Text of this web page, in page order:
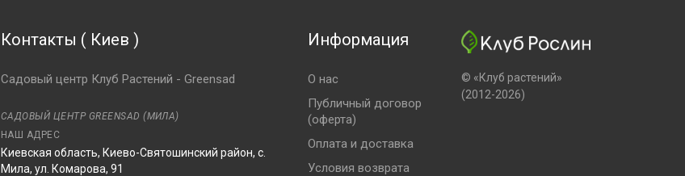
Контакты ( Киев )
Садовый центр Клуб Растений - Greensad
САДОВЫЙ ЦЕНТР GREENSAD (МИЛА)
НАШ АДРЕС
Киевская область, Киево-Святошинский район, с.
Мила, ул. Комарова, 91
Информация
О нас
Публичный договор
(оферта)
Оплата и доставка
Условия возврата
© «Клуб растений»
(2012-2026)